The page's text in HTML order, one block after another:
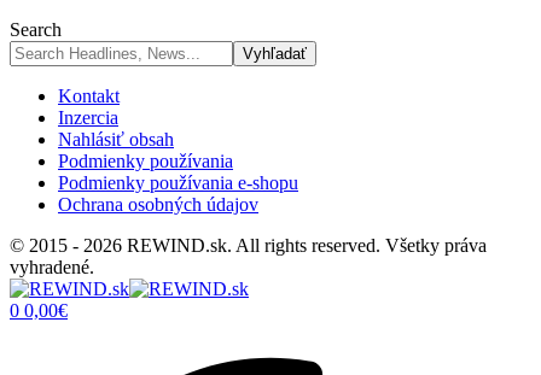
Search
Kontakt
Inzercia
Nahlásiť obsah
Podmienky používania
Podmienky používania e-shopu
Ochrana osobných údajov
© 2015 - 2026 REWIND.sk. All rights reserved. Všetky práva
vyhradené.
0 0,00€